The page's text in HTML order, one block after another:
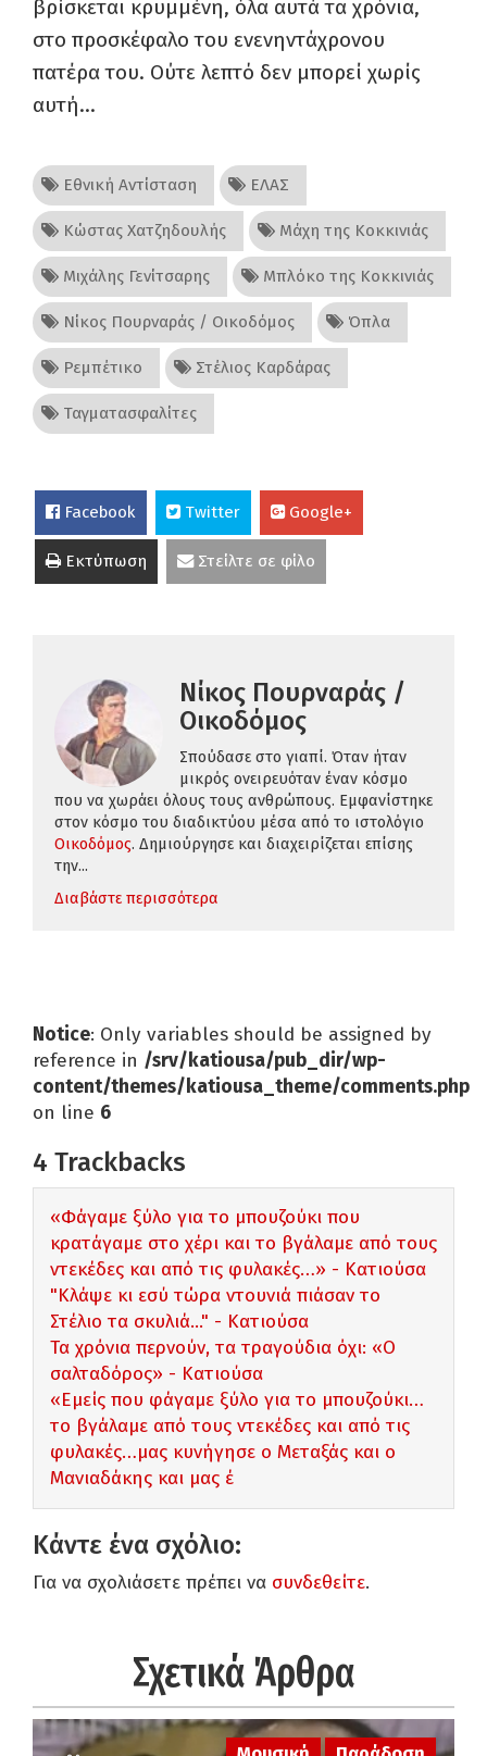
βρίσκεται κρυμμένη, όλα αυτά τα χρόνια,
στο προσκέφαλο του ενενηντάχρονου
πατέρα του. Ούτε λεπτό δεν μπορεί χωρίς
αυτή…
Εθνική Αντίσταση ΕΛΑΣ
Κώστας Χατζηδουλής Μάχη της Κοκκινιάς
Μιχάλης Γενίτσαρης Μπλόκο της Κοκκινιάς
Νίκος Πουρναράς / Οικοδόμος Όπλα
Ρεμπέτικο Στέλιος Καρδάρας
Ταγματασφαλίτες
Facebook Twitter Google+
Εκτύπωση Στείλτε σε φίλο
Νίκος Πουρναράς /
Οικοδόμος
Σπούδασε στο γιαπί. Όταν ήταν
μικρός ονειρευόταν έναν κόσμο
που να χωράει όλους τους ανθρώπους. Εμφανίστηκε
στον κόσμο του διαδικτύου μέσα από το ιστολόγιο
Οικοδόμος. Δημιούργησε και διαχειρίζεται επίσης
την...
Διαβάστε περισσότερα
Notice: Only variables should be assigned by
reference in /srv/katiousa/pub_dir/wp-
content/themes/katiousa_theme/comments.php
on line 6
4 Trackbacks
«Φάγαμε ξύλο για το μπουζούκι που
κρατάγαμε στο χέρι και το βγάλαμε από τους
ντεκέδες και από τις φυλακές…» - Κατιούσα
"Kλάψε κι εσύ τώρα ντουνιά πιάσαν το
Στέλιο τα σκυλιά..." - Κατιούσα
Τα χρόνια περνούν, τα τραγούδια όχι: «Ο
σαλταδόρος» - Κατιούσα
«Εμείς που φάγαμε ξύλο για το μπουζούκι…
το βγάλαμε από τους ντεκέδες και από τις
φυλακές…μας κυνήγησε ο Μεταξάς και ο
Μανιαδάκης και μας έ
Κάντε ένα σχόλιο:
Για να σχολιάσετε πρέπει να συνδεθείτε.
Σχετικά Άρθρα